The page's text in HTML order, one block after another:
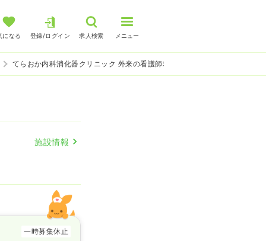
になる 登録/ログイン 求人検索 メニュー
てらおか内科消化器クリニック 外来の看護師求人
施設情報
一時募集休止